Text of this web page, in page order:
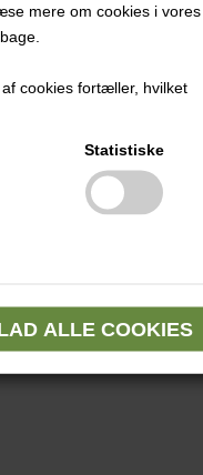
mere om cookies i vores
cookies fortæller, hvilket
Statistiske